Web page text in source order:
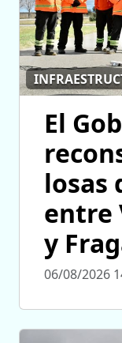
El
losas
entre
y
06/08/2026